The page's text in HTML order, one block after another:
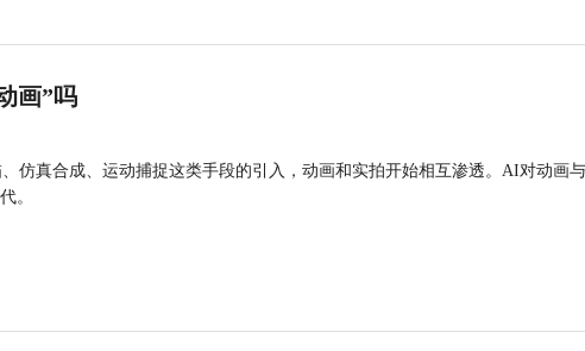
画”吗
仿真合成、运动捕捉这类手段的引入，动画和实拍开始相互渗透。AI对动画
。